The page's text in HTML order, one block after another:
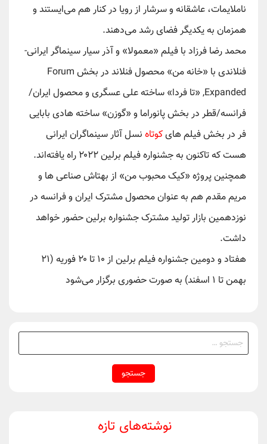
ناملایمات، عاشقانه و سرشار از رویا در کنار هم می‌ایستند و
همزمان به یکدیگر فضای رشد می‌دهند.
محمد رضا فرزاد با فیلم «معمولا» و آذر سیار سینماگر ایرانی-
فنلاندی با «خانه من» محصول فنلاند در بخش Forum
Expanded, «تا فردا» ساخته علی عسگری و محصول ایران/
فرانسه/قطر در بخش پانوراما و «گوزن» ساخته هادی بابایی
فر در بخش فیلم هایکوتاه نسل آثار سینماگران ایرانی
هست که تاکنون به جشنواره فیلم برلین ۲۰۲۲ راه یافته‌اند.
همچنین پروژه «کیک محبوب من» از بهتاش صناعی ها و
مریم مقدم هم به عنوان محصول مشترک ایران و فرانسه در
نوزدهمین بازار تولید مشترک جشنواره برلین حضور خواهد
داشت.
هفتاد و دومین جشنواره فیلم برلین از ۱۰ تا ۲۰ فوریه (۲۱
بهمن تا ۱ اسفند) به صورت حضوری برگزار می‌شود
جستجو
برای:
نوشته‌های تازه